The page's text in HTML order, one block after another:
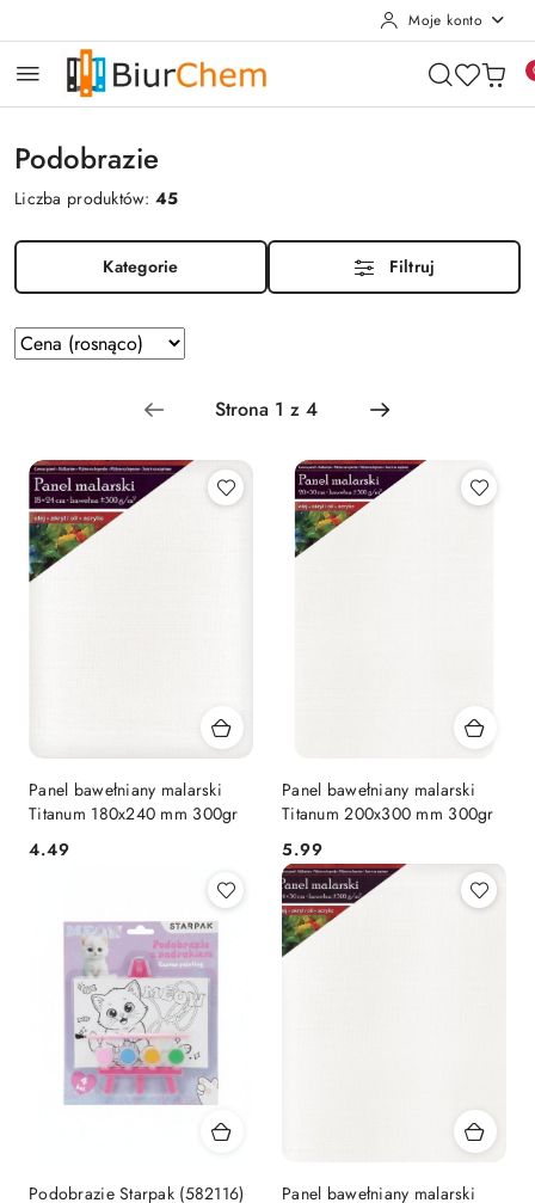
Moje konto
Podobrazie
Liczba produktów:45
Kategorie Filtruj
Zastosowano
sortowanie:
Sortuj
według
Panel bawełniany malarski
Titanum 180x240 mm 300gr
Cena:
4.49
Panel bawełniany malarski
Titanum 200x300 mm 300gr
Cena:
5.99
Podobrazie Starpak (582116)
Panel bawełniany malarski